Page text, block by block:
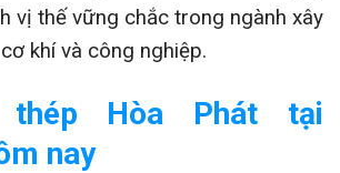
vị thế vững chắc trong ngành xây
khí và công nghiệp.
Hòa Phát tại
nay